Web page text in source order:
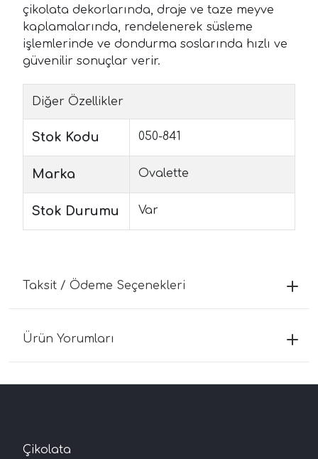
çikolata dekorlarında, draje ve taze meyve
kaplamalarında, rendelenerek süsleme
işlemlerinde ve dondurma soslarında hızlı ve
güvenilir sonuçlar verir.
Diğer Özellikler
Stok Kodu 050-841
Marka Ovalette
Stok Durumu Var
Taksit / Ödeme Seçenekleri
Ürün Yorumları
Çikolata